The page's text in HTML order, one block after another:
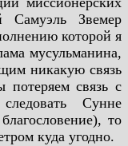
Самуэль Звемер
которой я
мусульманина,
никакую связь
связь с
Сунне
то
куда угодно.